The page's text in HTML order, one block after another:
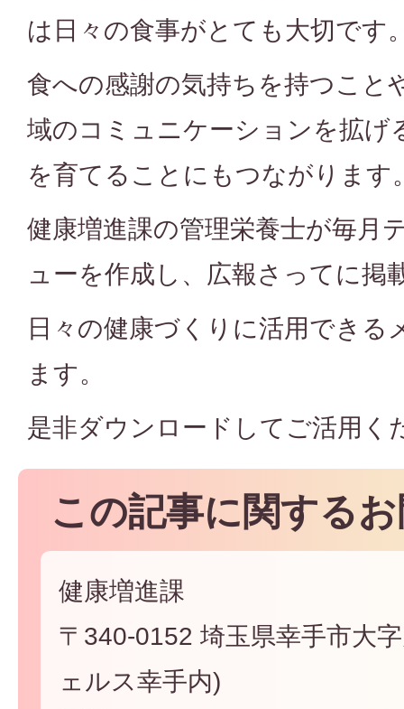
は日々の食事がとても大切です
食への感謝の気持ちを持つこと
域のコミュニケーションを拡げ
を育てることにもつながります
健康増進課の管理栄養士が毎月
ューを作成し、広報さってに掲
日々の健康づくりに活用できる
ます。
是非ダウンロードしてご活用く
この記事に関する
健康増進課
〒340-0152 埼玉県幸手市大
ェルス幸手内)